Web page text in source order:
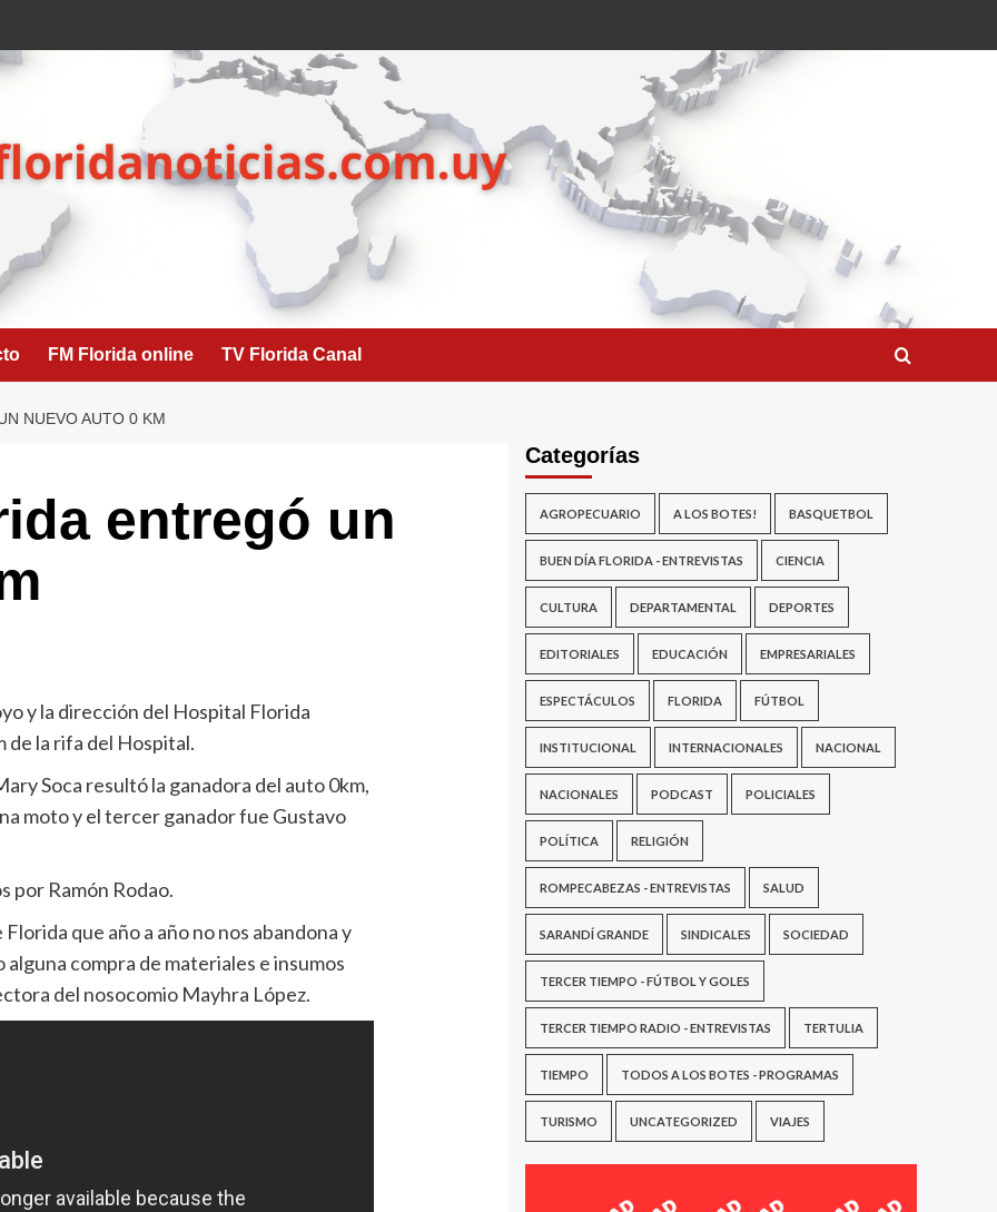
FM Florida online TV Florida Canal
NUEVO AUTO 0 KM
entregó un
y la dirección del Hospital Florida
de la rifa del Hospital.
Soca resultó la ganadora del auto 0km,
moto y el tercer ganador fue Gustavo
por Ramón Rodao.
que año a año no nos abandona y
compra de materiales e insumos
del nosocomio Mayhra López.
Categorías
AGROPECUARIO A LOS BOTES! BASQUETBOL
BUEN DÍA FLORIDA - ENTREVISTAS CIENCIA
CULTURA DEPARTAMENTAL DEPORTES
EDITORIALES EDUCACIÓN EMPRESARIALES
ESPECTÁCULOS FLORIDA FÚTBOL
INSTITUCIONAL INTERNACIONALES NACIONAL
NACIONALES PODCAST POLICIALES
POLÍTICA RELIGIÓN
ROMPECABEZAS - ENTREVISTAS SALUD
SARANDÍ GRANDE SINDICALES SOCIEDAD
TERCER TIEMPO - FÚTBOL Y GOLES
TERCER TIEMPO RADIO - ENTREVISTAS TERTULIA
TIEMPO TODOS A LOS BOTES - PROGRAMAS
TURISMO UNCATEGORIZED VIAJES